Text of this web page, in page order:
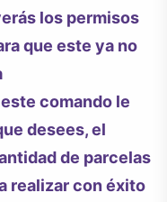
los permisos
que este ya no
comando le
desees, el
de parcelas
realizar con éxito